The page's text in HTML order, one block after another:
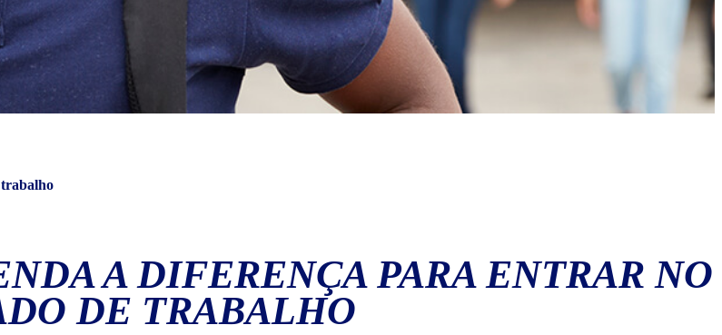
A DIFERENÇA PARA ENTRAR NO
DE TRABALHO